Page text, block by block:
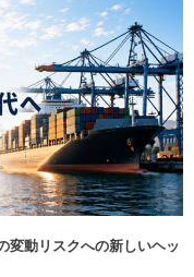
変動リスクへの新しいヘッ